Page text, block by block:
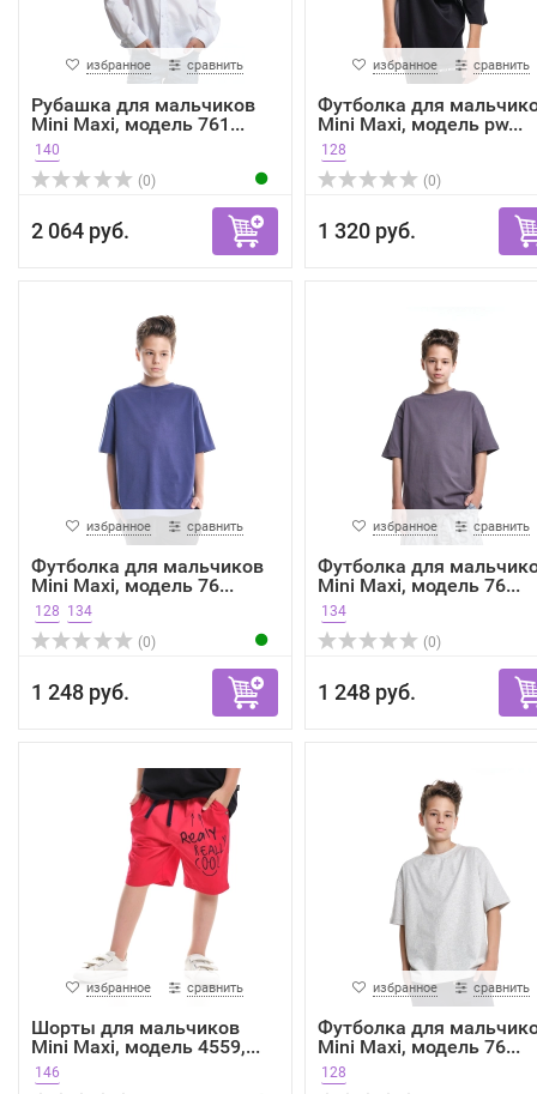
избранное сравнить
Рубашка для мальчиков
Mini Maxi, модель 761...
140
(0)
2 064 руб.
избранное сравнить
Футболка для
Mini Maxi, модель pw...
128
(0)
1 320 руб.
избранное сравнить
Футболка для мальчиков
Mini Maxi, модель 76...
128 134
(0)
1 248 руб.
избранное сравнить
Футболка для
Mini Maxi, модель 76...
134
(0)
1 248 руб.
избранное сравнить
Шорты для мальчиков
Mini Maxi, модель 4559,...
146
избранное сравнить
Футболка для
Mini Maxi, модель 76...
128